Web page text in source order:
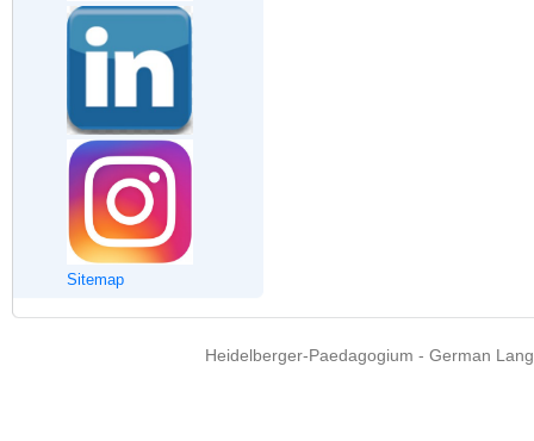
Sitemap
Heidelberger-Paedagogium - German